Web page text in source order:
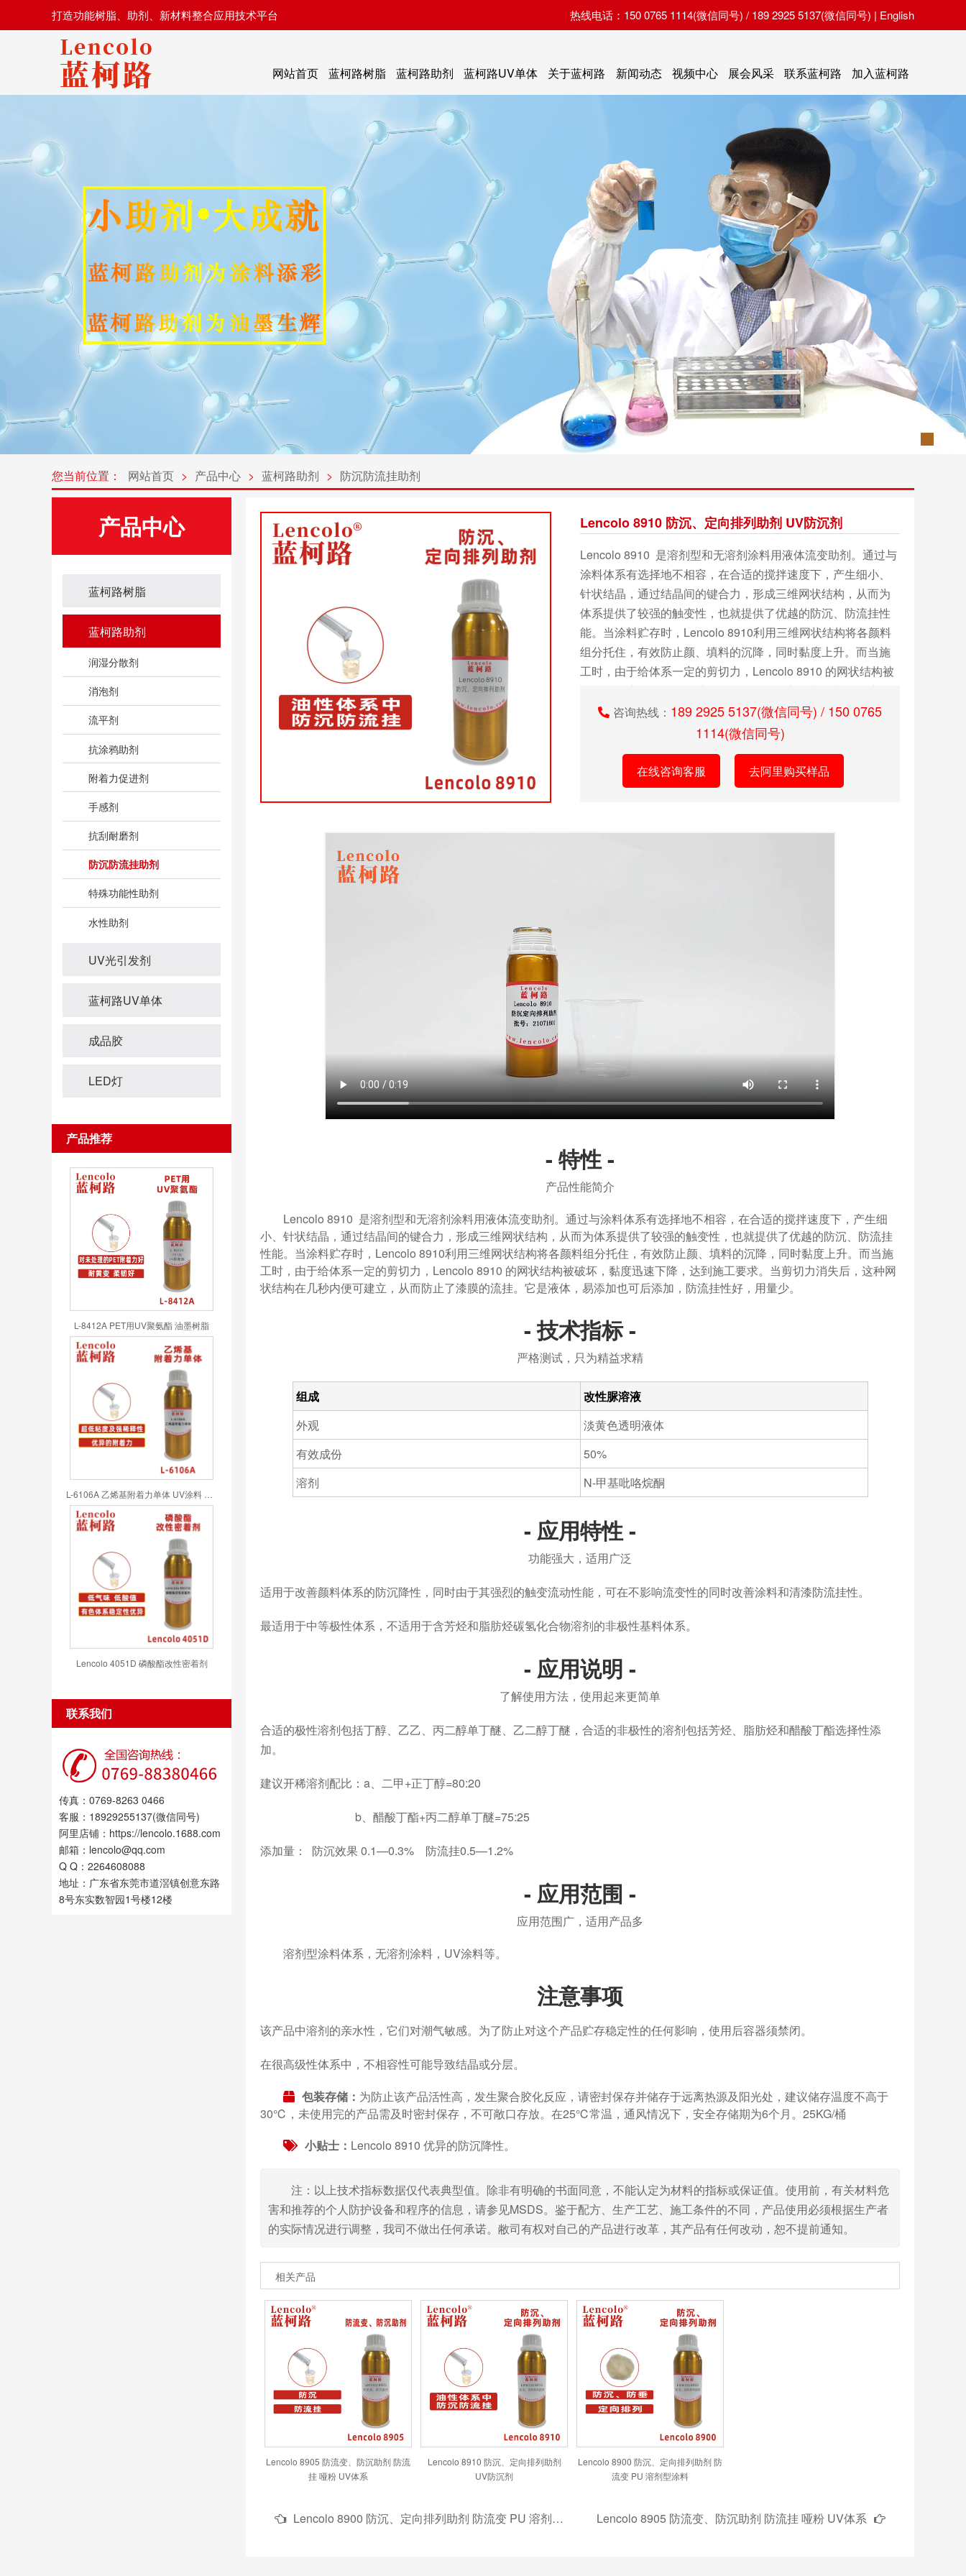
打造功能树脂、助剂、新材料整合应用技术平台 热线电话：150 0765 1114(微信同号) / 189 2925 5137(微信同号) | English
网站首页 蓝柯路树脂 蓝柯路助剂 蓝柯路UV单体 关于蓝柯路 新闻动态 视频中心 展会风采 联系蓝柯路 加入蓝柯路
您当前位置： 网站首页 > 产品中心 > 蓝柯路助剂 > 防沉防流挂助剂
产品中心
蓝柯路树脂
蓝柯路助剂
润湿分散剂
消泡剂
流平剂
抗涂鸦助剂
附着力促进剂
手感剂
抗刮耐磨剂
防沉防流挂助剂
特殊功能性助剂
水性助剂
UV光引发剂
蓝柯路UV单体
成品胶
LED灯
产品推荐
L-8412A PET用UV聚氨酯 油墨树脂
Lencolo 4051D 磷酸酯改性密着剂
联系我们
传真：0769-8263 0466
客服：18929255137(微信同号)
阿里店铺：https://lencolo.1688.com
邮箱：lencolo@qq.com
Q Q：2264608088
地址：广东省东莞市道滘镇创意东路
8号东实数智园1号楼12楼
Lencolo 8910 防沉、定向排列助剂 UV防沉剂
Lencolo 8910 是溶剂型和无溶剂涂料用液体流变助剂。通过与
涂料体系有选择地不相容，在合适的搅拌速度下，产生细小、
针状结晶，通过结晶间的键合力，形成三维网状结构，从而为
体系提供了较强的触变性，也就提供了优越的防沉、防流挂性
能。当涂料贮存时，Lencolo 8910利用三维网状结构将各颜料
组分托住，有效防止颜、填料的沉降，同时黏度上升。而当施
工时，由于给体系一定的剪切力，Lencolo 8910 的网状结构被
破坏，黏度迅速下降，达到施工要求。当剪切力消失后，这种
网状结构在几秒内便可建立，从而防止了漆膜的流挂。它是液
体，易添加也可后添加，防流挂···
咨询热线： 189 2925 5137(微信同号) / 150 0765
1114(微信同号)
在线咨询客服 去阿里购买样品
- 特性 -
产品性能简介
Lencolo 8910 是溶剂型和无溶剂涂料用液体流变助剂。通过与涂料体系有选择地不相容，在合适的搅拌速度下，产生细
小、针状结晶，通过结晶间的键合力，形成三维网状结构，从而为体系提供了较强的触变性，也就提供了优越的防沉、防流挂
性能。当涂料贮存时，Lencolo 8910利用三维网状结构将各颜料组分托住，有效防止颜、填料的沉降，同时黏度上升。而当施
工时，由于给体系一定的剪切力，Lencolo 8910 的网状结构被破坏，黏度迅速下降，达到施工要求。当剪切力消失后，这种网
状结构在几秒内便可建立，从而防止了漆膜的流挂。它是液体，易添加也可后添加，防流挂性好，用量少。
- 技术指标 -
严格测试，只为精益求精
组成
改性脲溶液
外观
淡黄色透明液体
有效成份
50%
溶剂
N-甲基吡咯烷酮
- 应用特性 -
功能强大，适用广泛
适用于改善颜料体系的防沉降性，同时由于其强烈的触变流动性能，可在不影响流变性的同时改善涂料和清漆防流挂性。
最适用于中等极性体系，不适用于含芳烃和脂肪烃碳氢化合物溶剂的非极性基料体系。
- 应用说明 -
了解使用方法，使用起来更简单
合适的极性溶剂包括丁醇、乙乙、丙二醇单丁醚、乙二醇丁醚，合适的非极性的溶剂包括芳烃、脂肪烃和醋酸丁酯选择性添
加。
建议开稀溶剂配比：a、二甲+正丁醇=80:20
b、醋酸丁酯+丙二醇单丁醚=75:25
添加量： 防沉效果 0.1—0.3% 防流挂0.5—1.2%
- 应用范围 -
应用范围广，适用产品多
溶剂型涂料体系，无溶剂涂料，UV涂料等。
注意事项
该产品中溶剂的亲水性，它们对潮气敏感。为了防止对这个产品贮存稳定性的任何影响，使用后容器须禁闭。
在很高级性体系中，不相容性可能导致结晶或分层。
包装存储： 为防止该产品活性高，发生聚合胶化反应，请密封保存并储存于远离热源及阳光处，建议储存温度不高于
30℃，未使用完的产品需及时密封保存，不可敞口存放。在25℃常温，通风情况下，安全存储期为6个月。25KG/桶
小贴士： Lencolo 8910 优异的防沉降性。
注：以上技术指标数据仅代表典型值。除非有明确的书面同意，不能认定为材料的指标或保证值。使用前，有关材料危
害和推荐的个人防护设备和程序的信息，请参见MSDS。鉴于配方、生产工艺、施工条件的不同，产品使用必须根据生产者
的实际情况进行调整，我司不做出任何承诺。敝司有权对自己的产品进行改革，其产品有任何改动，恕不提前通知。
相关产品
Lencolo 8905 防流变、防沉助剂 防流
挂 哑粉 UV体系
Lencolo 8910 防沉、定向排列助剂
UV防沉剂
Lencolo 8900 防沉、定向排列助剂 防
流变 PU 溶剂型涂料
Lencolo 8900 防沉、定向排列助剂 防流变 PU 溶剂型涂料 Lencolo 8905 防流变、防沉助剂 防流挂 哑粉 UV体系